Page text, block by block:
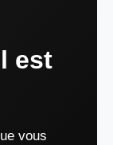
est
vous